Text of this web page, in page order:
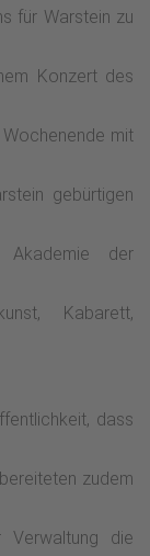
für Warstein zu
Konzert des
mit
gebürtigen
Akademie der
Kabarett,
dass
zudem
Verwaltung die